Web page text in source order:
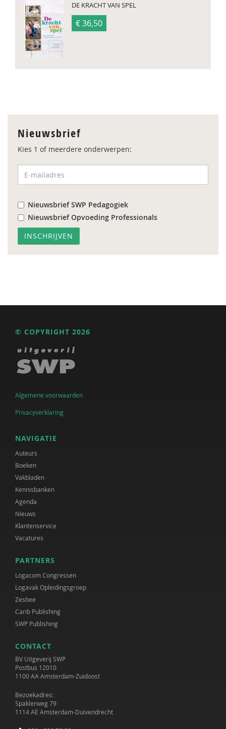
DE KRACHT VAN SPEL
€ 36,50
Nieuwsbrief
Kies 1 of meerdere onderwerpen:
Nieuwsbrief SWP Pedagogiek
Nieuwsbrief Opvoeding Professionals
© COPYRIGHT 2026
Algemene voorwaarden
Privacyverklaring
NAVIGATIE
Auteurs
Boeken
Vakbladen
Kennisbanken
Agenda
Nieuws
Klantenservice
Vacatures
PARTNERS
Logacom Congressen
Logavak Opleidingsgroep
Zesbee
Carib Publishing
SWP Publishing
CONTACT
BV Uitgeverij SWP
Postbus 12010
1100 AA Amsterdam-Zuidoost
Bezoekadres:
Spaklerweg 79
1114 AE Amsterdam-Duivendrecht